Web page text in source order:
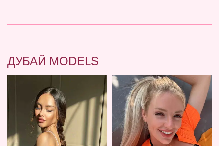
ДУБАЙ MODELS